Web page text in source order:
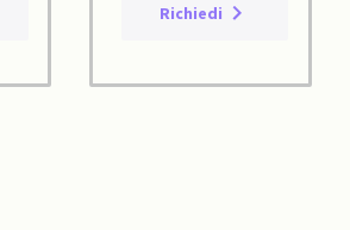
Richiedi